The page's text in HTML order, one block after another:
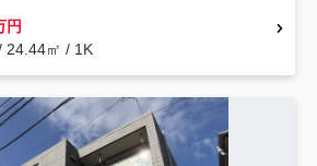
円
24.44㎡ / 1K